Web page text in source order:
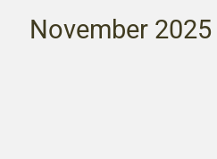
November 2025